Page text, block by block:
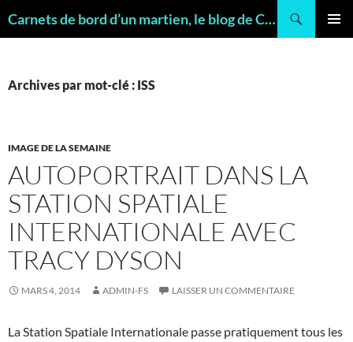
Carnets de bord d’un martien, le blog de Charles FRANKEL, géologue
Archives par mot-clé : ISS
IMAGE DE LA SEMAINE
AUTOPORTRAIT DANS LA
STATION SPATIALE
INTERNATIONALE AVEC
TRACY DYSON
MARS 4, 2014 ADMIN-FS LAISSER UN COMMENTAIRE
La Station Spatiale Internationale passe pratiquement tous les